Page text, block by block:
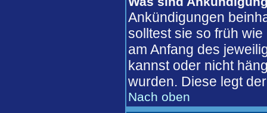
Ankündigungen
solltest sie so früh
am Anfang des
kannst oder nicht
wurden. Diese legt
Nach oben